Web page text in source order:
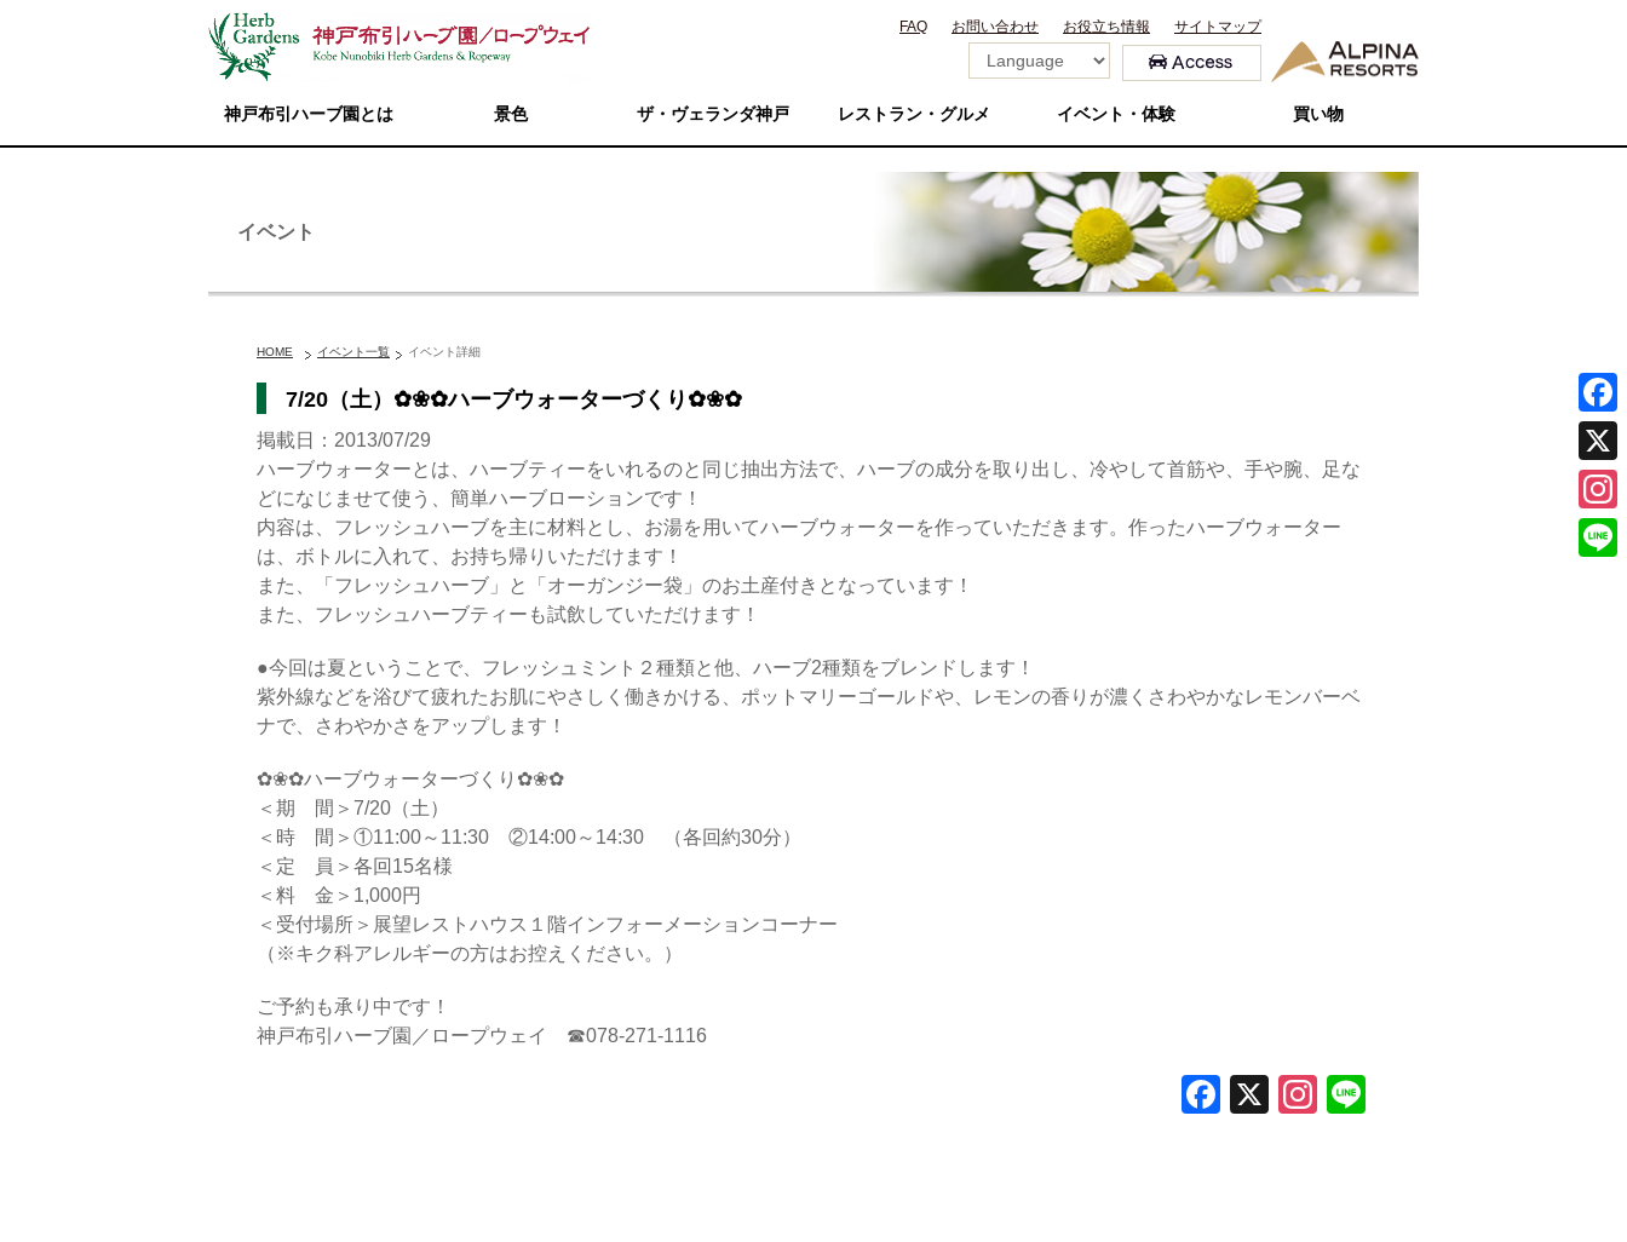
FAQ お問い合わせ お役立ち情報 サイトマップ
神戸布引ハーブ園とは 景色 ザ・ヴェランダ神戸 レストラン・グルメ イベント・体験 買い物
イベント
HOME イベント一覧 イベント詳細
7/20（土）✿❀✿ハーブウォーターづくり✿❀✿
掲載日：2013/07/29
ハーブウォーターとは、ハーブティーをいれるのと同じ抽出方法で、ハーブの成分を取り出し、冷やして首筋や、手や腕、足な
どになじませて使う、簡単ハーブローションです！
内容は、フレッシュハーブを主に材料とし、お湯を用いてハーブウォーターを作っていただきます。作ったハーブウォーター
は、ボトルに入れて、お持ち帰りいただけます！
また、「フレッシュハーブ」と「オーガンジー袋」のお土産付きとなっています！
また、フレッシュハーブティーも試飲していただけます！
●今回は夏ということで、フレッシュミント２種類と他、ハーブ2種類をブレンドします！
紫外線などを浴びて疲れたお肌にやさしく働きかける、ポットマリーゴールドや、レモンの香りが濃くさわやかなレモンバーベ
ナで、さわやかさをアップします！
✿❀✿ハーブウォーターづくり✿❀✿
＜期 間＞7/20（土）
＜時 間＞①11:00～11:30 ②14:00～14:30 （各回約30分）
＜定 員＞各回15名様
＜料 金＞1,000円
＜受付場所＞展望レストハウス１階インフォーメーションコーナー
（※キク科アレルギーの方はお控えください。）
ご予約も承り中です！
神戸布引ハーブ園／ロープウェイ ☎078-271-1116
F X In
F
a
c
e
X
I